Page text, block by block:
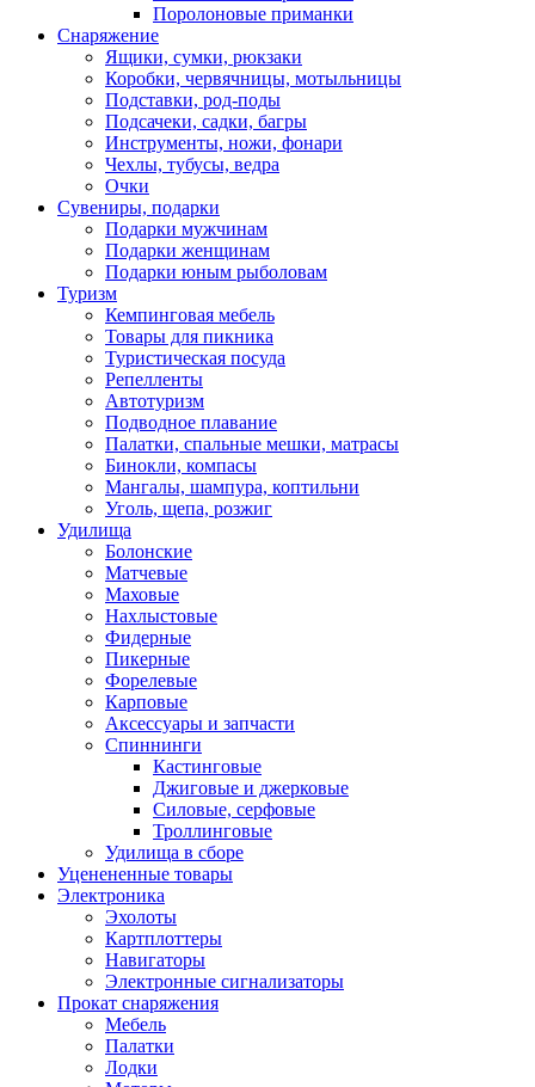
Поролоновые приманки
Снаряжение
Ящики, сумки, рюкзаки
Коробки, червячницы, мотыльницы
Подставки, род-поды
Подсачеки, садки, багры
Инструменты, ножи, фонари
Чехлы, тубусы, ведра
Очки
Сувениры, подарки
Подарки мужчинам
Подарки женщинам
Подарки юным рыболовам
Туризм
Кемпинговая мебель
Товары для пикника
Туристическая посуда
Репелленты
Автотуризм
Подводное плавание
Палатки, спальные мешки, матрасы
Бинокли, компасы
Мангалы, шампура, коптильни
Уголь, щепа, розжиг
Удилища
Болонские
Матчевые
Маховые
Нахлыстовые
Фидерные
Пикерные
Форелевые
Карповые
Аксессуары и запчасти
Спиннинги
Кастинговые
Джиговые и джерковые
Силовые, серфовые
Троллинговые
Удилища в сборе
Уценененные товары
Электроника
Эхолоты
Картплоттеры
Навигаторы
Электронные сигнализаторы
Прокат снаряжения
Мебель
Палатки
Лодки